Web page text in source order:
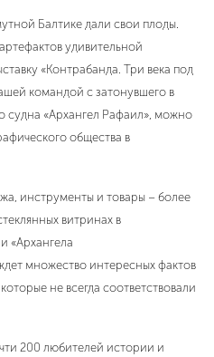
Балтике дали свои плоды.
удивительной
«Контрабанда. Три века под
командой с затонувшего в
судна «Архангел Рафаил», можно
общества в
инструменты и товары – более
витринах в
«Архангела
множество интересных фактов
не всегда соответствовали
200 любителей истории и